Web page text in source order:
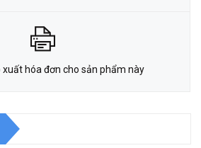
xuất hóa đơn cho sản phẩm này